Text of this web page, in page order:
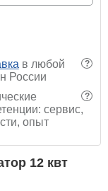
?
в любой
России
?
сервис,
опыт
12 квт